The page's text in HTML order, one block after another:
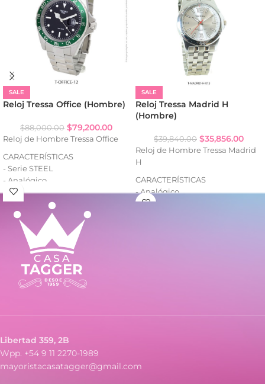
SALE
Reloj Tressa Office (Hombre)
$88,000.00 $79,200.00
Reloj de Hombre Tressa Office
CARACTERÍSTICAS
- Serie STEEL
- Analógico
- Resistencia al agua: WR100
- Fecha (con lupa)
- Caja de acero
- Malla de acero
SALE
Reloj Tressa Madrid H
(Hombre)
$39,840.00 $35,856.00
Reloj de Hombre Tressa Madrid
H
CARACTERÍSTICAS
- Analógico
- Resistencia al agua: WR
Libertad 359, 2B
Wpp. +54 9 11 2270-1989
mayoristacasatagger@gmail.com